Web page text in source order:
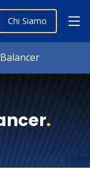
Chi Siamo
.